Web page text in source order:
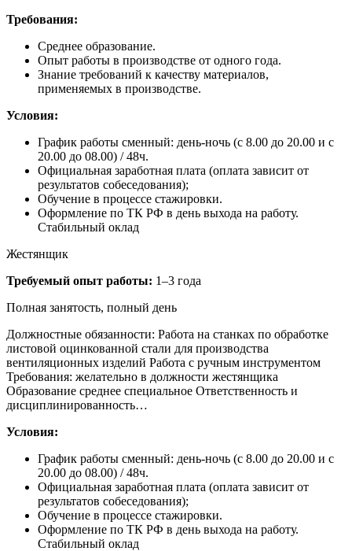
Требования:
Среднее образование.
Опыт работы в производстве от одного года.
Знание требований к качеству материалов,
применяемых в производстве.
Условия:
График работы сменный: день-ночь (с 8.00 до 20.00 и с
20.00 до 08.00) / 48ч.
Официальная заработная плата (оплата зависит от
результатов собеседования);
Обучение в процессе стажировки.
Оформление по ТК РФ в день выхода на работу.
Стабильный оклад
Жестянщик
Требуемый опыт работы: 1–3 года
Полная занятость, полный день
Должностные обязанности: Работа на станках по обработке
листовой оцинкованной стали для производства
вентиляционных изделий Работа с ручным инструментом
Требования: желательно в должности жестянщика
Образование среднее специальное Ответственность и
дисциплинированность…
Условия:
График работы сменный: день-ночь (с 8.00 до 20.00 и с
20.00 до 08.00) / 48ч.
Официальная заработная плата (оплата зависит от
результатов собеседования);
Обучение в процессе стажировки.
Оформление по ТК РФ в день выхода на работу.
Стабильный оклад